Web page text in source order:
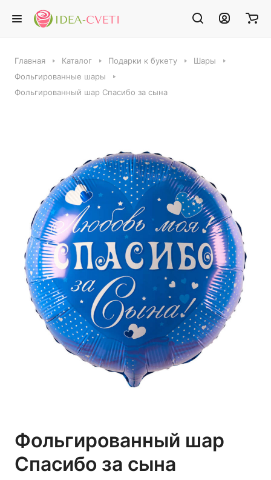
Главная Каталог Подарки к букету
Шары
Фольгированные шары
Фольгированный шар Спасибо за сына
Фольгированный шар
Спасибо за сына